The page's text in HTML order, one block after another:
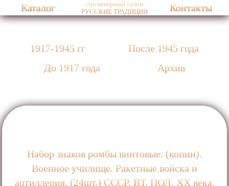
Каталог
Антикварный салон
РУССКИЕ ТРАДИЦИИ
Контакты
1917-1945 гг
После 1945 года
До 1917 года
Архив
Набор знаков ромбы винтовые. (копии).
Военное училище. Ракетные войска и
артиллерия. (24шт.) СССР. ВТ. ПОЛ. ХХ века.